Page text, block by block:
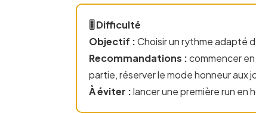
🎚️ Difficulté
Objectif :Choisir un rythme adapté
Recommandations :commencer
partie, réserver le mode honneur aux
À éviter :lancer une première run en